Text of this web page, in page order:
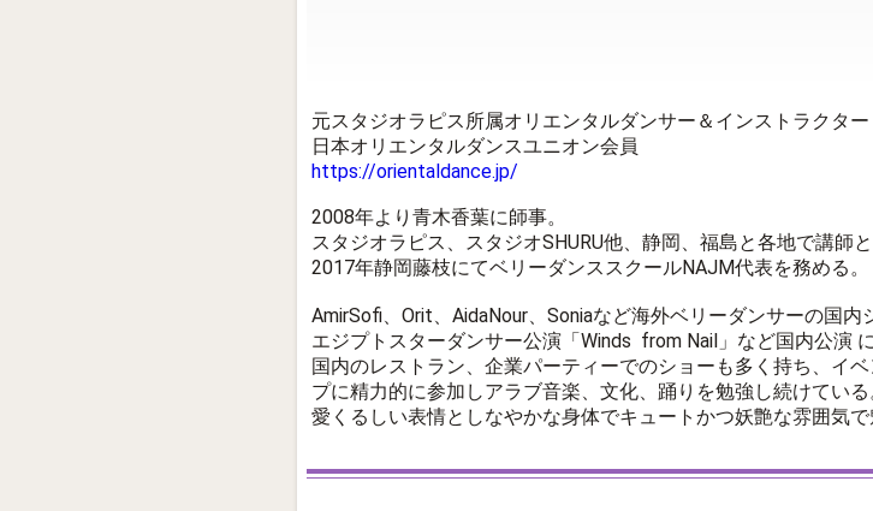
元スタジオラピス所属オリエンタルダンサー＆インストラクター
日本オリエンタルダンスユニオン会員
https://orientaldance.jp/
2008年より青木香葉に師事。
スタジオラピス、スタジオSHURU他、静岡、福島と各地で講師と
2017年静岡藤枝にてベリーダンススクールNAJM代表を務める。
AmirSofi、Orit、AidaNour、Soniaなど海外ベリーダンサーの国内
エジプトスターダンサー公演「Winds from Nail」など国内公演
国内のレストラン、企業パーティーでのショーも多く持ち、イ
プに精力的に参加しアラブ音楽、文化、踊りを勉強し続けている
愛くるしい表情としなやかな身体でキュートかつ妖艶な雰囲気で